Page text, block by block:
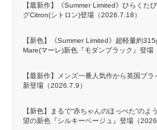
【最新作】《Summer Limited》ひらくた
グCitron(シトロン)登場（2026.7.18）
【新色】《Summer Limited》超軽量約
Mare(マーレ)新色『モダンブラック』登場
【最新作】メンズ一番人気作から英国ブ
新登場（2026.7.9）
【新色】まるで“赤ちゃんのほっぺた”の
望の新色『シルキーベージュ』登場（